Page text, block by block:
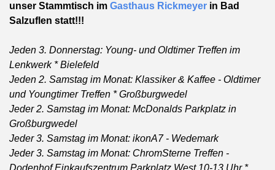
unser Stammtisch im Gasthaus Rickmeyer in Bad
Salzuflen statt!!!
Jeden 3. Donnerstag: Young- und Oldtimer Treffen im
Lenkwerk * Bielefeld
Jeden 2. Samstag im Monat: Klassiker & Kaffee - Oldtimer
und Youngtimer Treffen * Großburgwedel
Jeder 2. Samstag im Monat: McDonalds Parkplatz in
Großburgwedel
Jeder 3. Samstag im Monat: ikonA7 - Wedemark
Jeder 3. Samstag im Monat: ChromSterne Treffen -
Dodenhof Einkaufszentrum Parkplatz West 10-13 Uhr *